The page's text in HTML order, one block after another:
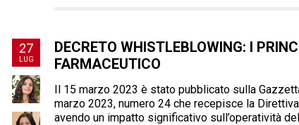
27
LUG
DECRETO WHISTLEBLOWING: I
FARMACEUTICO
Il 15 marzo 2023 è stato pubblicato sulla
marzo 2023, numero 24 che recepisce la
avendo un impatto significativo sull’operatività